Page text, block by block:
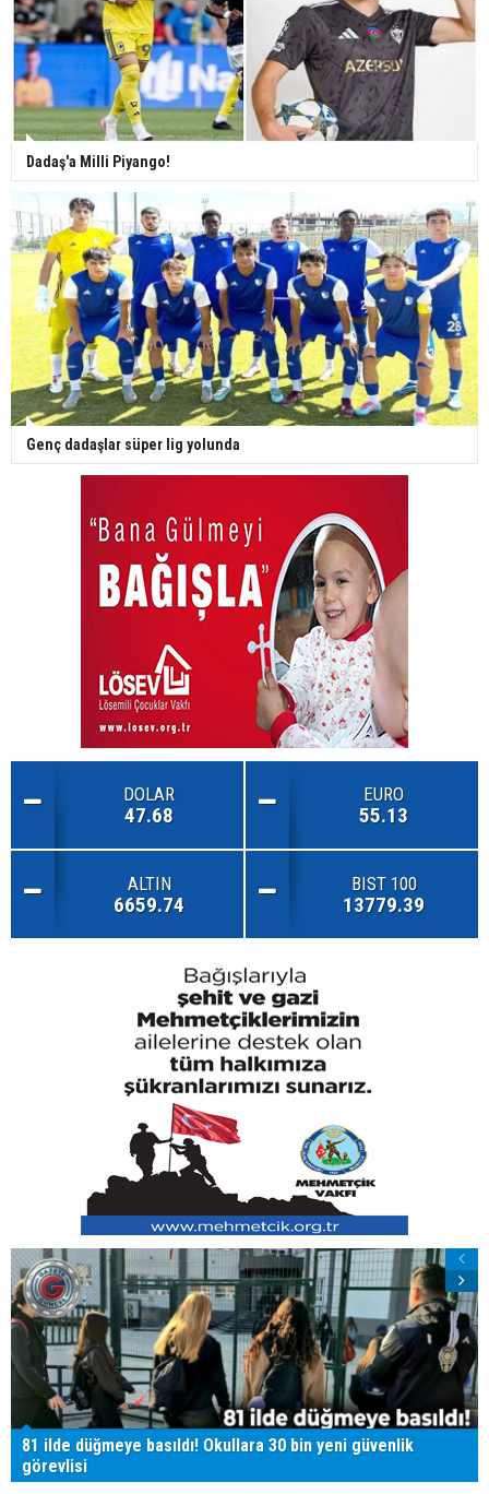
Dadaş'a Milli Piyango!
Genç dadaşlar süper lig yolunda
DOLAR
47.68
EURO
55.13
ALTIN
6659.74
BIST 100
13779.39
81 ilde düğmeye basıldı! Okullara 30 bin yeni güvenlik
görevlisi